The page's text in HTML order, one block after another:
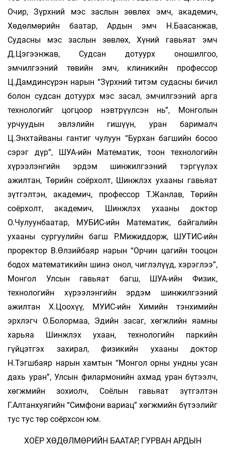
Очир, Зүрхний мэс заслын зөвлөх эмч, академич,
Хөдөлмөрийн баатар, Ардын эмч Н.Баасанжав,
Судасны мэс заслын зөвлөх, Хүний гавьяат эмч
Д.Цэгээнжав, Судсан дотуурх оношилгоо,
эмчилгээний төвийн эмч, клиникийн профессор
Ц.Дамдинсүрэн нарын “Зүр­х­ний титэм судасны бичил
болон судсан дотуурх мэс засал, эмчилгээний арга
технологийг цогцоор нэвтрүүлсэн нь”, Монголын
урчуудын эвлэлийн гишүүн, уран барималч
Ц.Энхтайваны гантиг чулуун “Бурхан багшийн босоо
сэрэг дүр”, ШУА-ийн Математик, тоон технологийн
хүрээлэнгийн эрдэм шинжилгээний тэргүүлэх
ажилтан, Төрийн соёрхолт, Шинжлэх ухааны гавьяат
зүтгэлтэн, академич, профессор Т.Жанлав, Төрийн
соёрхолт, академич, Шинжлэх ухааны доктор
О.Чулуунбаатар, МУБИС-ийн Математик, байгалийн
ухааны сургуулийн багш Р.Мижиддорж, ШУТИС-ийн
проректор В.Өлзийбаяр нарын “Орчин цагийн тооцон
бодох математикийн шинэ онол, чиглэлүүд, хэрэглээ”,
Монгол Улсын гавьяат багш, ШУА-ийн Физик,
технологийн хүрээлэнгийн эрдэм шинжилгээний
ажилтан Х.Цоохүү, МУИС-ийн Химийн тэнхимийн
эрхлэгч О.Болормаа, Эдийн засаг, хөгжлийн яамны
харьяа Шинжлэх ухаан, технологийн паркийн
гүйцэтгэх захирал, физикийн ухааны доктор
Н.Тэгшбаяр нарын хамтын “Монгол орны ундны усан
дахь уран”, Улсын филармонийн ахмад уран бүтээлч,
хөгжмийн зохиолч, Соёлын гавьяат зүтгэлтэн
Г.Алтанхуягийн “Симфони вариац” хөгжмийн бүтээлийг
тус тус төр соёрхсон юм.
ХОЁР ХӨДӨЛМӨРИЙН БААТАР, ГУРВАН АРДЫН